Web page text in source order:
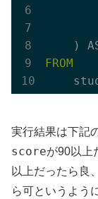
FROM
実行結果は下記
scoreが90以上
以上だったら 良
ら可というよう